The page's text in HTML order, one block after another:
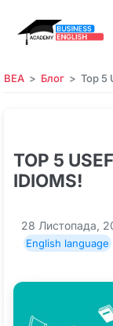
BEA Блог Top 5
TOP 5
IDIOMS!
28 Листопада,
English language